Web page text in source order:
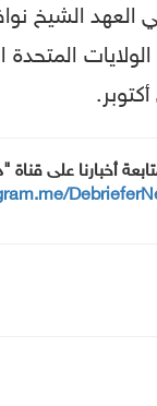
العهد الشيخ
المتحدة
أخبارنا على قناة